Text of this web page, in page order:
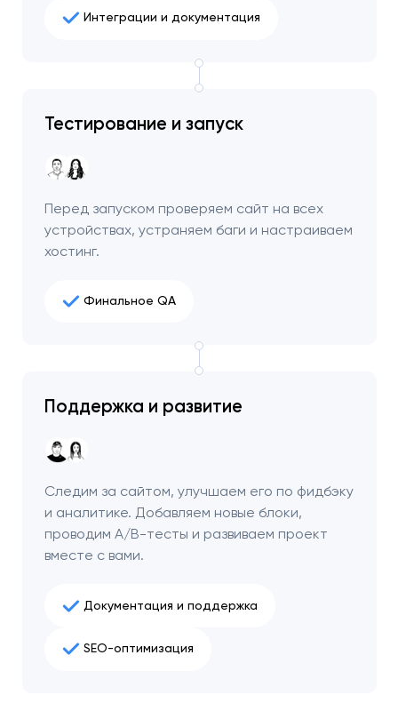
Интеграции и документация
Тестирование и запуск
Перед запуском проверяем сайт на всех
устройствах, устраняем баги и настраиваем
хостинг.
Финальное QA
Поддержка и развитие
Следим за сайтом, улучшаем его по фидбэку
и аналитике. Добавляем новые блоки,
проводим A/B-тесты и развиваем проект
вместе с вами.
Документация и поддержка
SEO-оптимизация